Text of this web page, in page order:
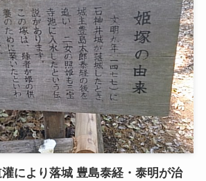
により落城 豊島泰経・泰明が治